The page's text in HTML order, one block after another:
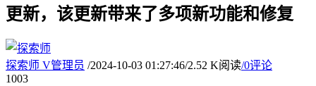
更新，该更新带来了多项新功能和修复
探索师 V管理员 /2024-10-03 01:27:46/2.52 K阅读/0评论
1003